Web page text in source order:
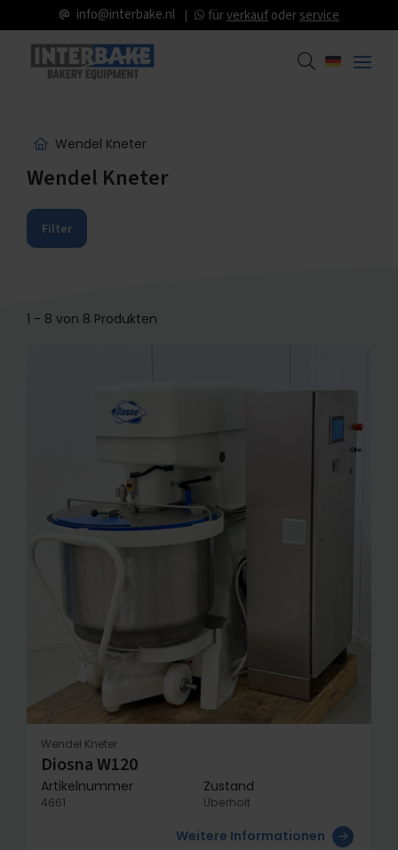
info@interbake.nl fürverkaufoderservice
Wendel Kneter
Wendel Kneter
Filter
1 - 8 von 8 Produkten
Wendel Kneter
Diosna W120
Artikelnummer
4661
Zustand
Überholt
Weitere Informationen